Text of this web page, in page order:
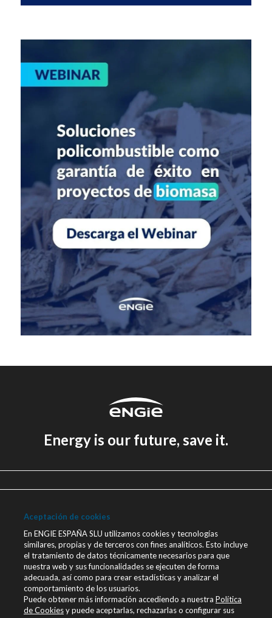
Energy is our future, save it.
Aviso legal
Política de Privacidad
Política de cookies
Canal Ético
Únete a nosotros
Blog ENGIE
Sala de Prensa
Aceptación de cookies
En ENGIE ESPAÑA SLU utilizamos cookies y tecnologías
similares, propias y de terceros con fines analíticos. Esto incluye
el tratamiento de datos técnicamente necesarios para que
nuestra web y sus funcionalidades se ejecuten de forma
adecuada, así como para crear estadísticas y analizar el
comportamiento de los usuarios.
Puede obtener más información accediendo a nuestra Política
de Cookiesy puede aceptarlas, rechazarlas o configurar sus